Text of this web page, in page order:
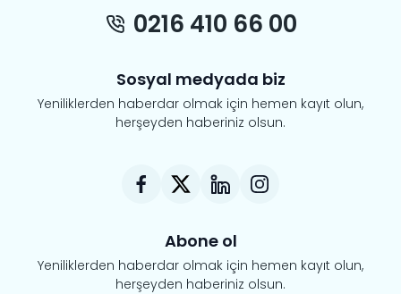
0216 410 66 00
Sosyal medyada biz
Yeniliklerden haberdar olmak için hemen kayıt olun,
herşeyden haberiniz olsun.
Abone ol
Yeniliklerden haberdar olmak için hemen kayıt olun,
herşeyden haberiniz olsun.